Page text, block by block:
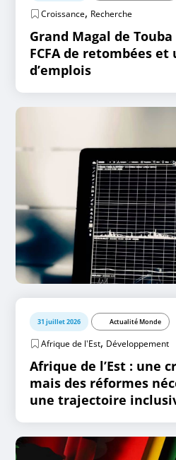
Croissance, Recherche
Grand Magal de
FCFA de retombées
d’emplois
31 juillet 2026 Actualité Monde
Afrique de l'Est, Développement
Afrique de l’Est : une
mais des réformes
une trajectoire